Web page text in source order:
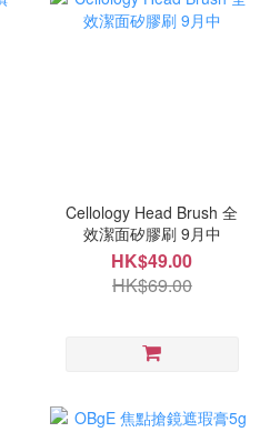
Cellology Head Brush 全
效潔面矽膠刷 9月中
HK$49.00
HK$69.00